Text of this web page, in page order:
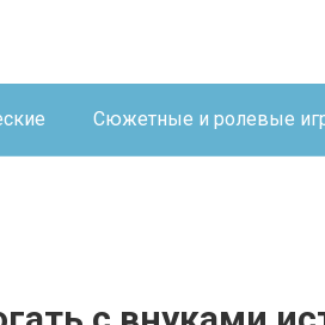
Сюжетные и ролевые